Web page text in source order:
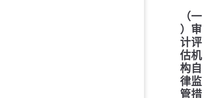
（一
）审
计评
估机
构自
律监
管措